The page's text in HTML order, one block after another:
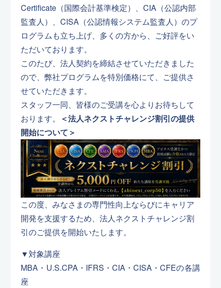
Certificate（国際会計基準検定）、CIA（公認内部
監査人）、CISA（公認情報システム監査人）のプ
ログラムも立ち上げ、多くの方から、ご好評をい
ただいております。
このたび、法人契約を締結させていただきました
ので、弊社プログラムを特別価格にて、ご提供さ
せていただきます。
スタッフ一同、皆様のご受講を心よりお待ちして
おります。
＜法人ネクストチャレンジ割引の提供
開始について＞
この度、みなさまの専門性向上ならびにキャリア
開発を支援するため、法人ネクストチャレンジ割
引のご提供を開始いたします。
▼対象講座
MBA・U.S.CPA・IFRS・CIA・CISA・CFEの各講
座